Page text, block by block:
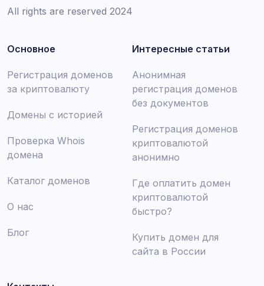
All rights are reserved 2024
Основное
Регистрация доменов
за криптовалюту
Домены с историей
Проверка Whois
домена
Каталог доменов
О нас
Блог
Интересные статьи
Анонимная
регистрация доменов
без документов
Регистрация доменов
криптовалютой
анонимно
Где оплатить домен
криптовалютой
быстро?
Купить домен для
сайта в России